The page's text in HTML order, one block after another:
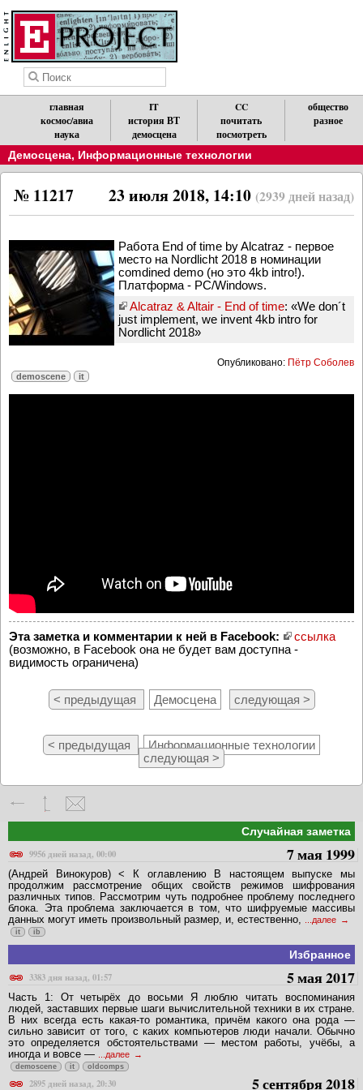
главная
космос/авиа
наука
IT
история ВТ
демосцена
CC
почитать
посмотреть
общество
разное
Демосцена, Информационные технологии
23 июля 2018, 14:10 (2939 дней назад)
№ 11217
Работа End of time by Alcatraz - первое
место на Nordlicht 2018 в номинации
comdined demo (но это 4kb intro!).
Платформа - PC/Windows.
Alcatraz & Altair - End of time: «We don´t
just implement, we invent 4kb intro for
Nordlicht 2018»
Опубликовано: Пётр Соболев
demoscene it
Эта заметка и комментарии к ней в Facebook:
ссылка
(возможно, в Facebook она не будет вам доступна -
видимость ограничена)
< предыдущая Демосцена следующая >
< предыдущая
Информационные технологии
следующая >
Случайная заметка
9956 дней назад, 00:00
7 мая 1999
(Андрей Винокуров) < К оглавлению В настоящем выпуске мы
продолжим рассмотрение общих свойств режимов шифрования
различных типов. Рассмотрим чуть подробнее проблему последнего
блока. Эта проблема заключается в том, что шифруемые массивы
данных могут иметь произвольный размер, и, естественно,
...далее
it ib
Избранное
3383 дня назад, 01:57
5 мая 2017
Часть 1: От четырёх до восьми Я люблю читать воспоминания
людей, заставших первые шаги вычислительной техники в их стране.
В них всегда есть какая-то романтика, причём какого она рода —
сильно зависит от того, с каких компьютеров люди начали. Обычно
это определяется обстоятельствами — местом работы, учёбы, а
иногда и вовсе —
...далее
demoscene it oldcomps
2895 дней назад, 20:30 5 сентября 2018